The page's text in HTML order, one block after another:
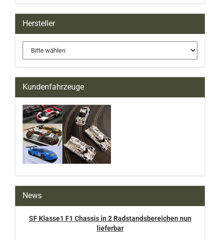
Hersteller
Kundenfahrzeuge
News
SF Klasse1 F1 Chassis in 2 Radstandsbereichen nun
lieferbar